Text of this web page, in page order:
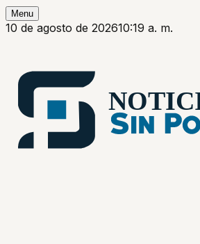
Menu
10 de agosto de 202610:19 a. m.